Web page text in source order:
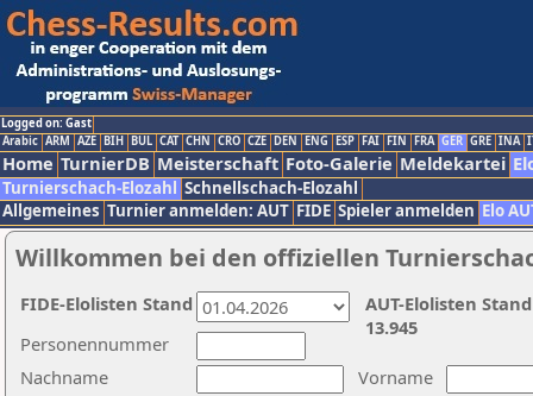
Logged on: Gast
Arabic ARM AZE BIH BUL CAT CHN CRO CZE DEN ENG ESP FAI FIN FRA GER GRE INA
Home TurnierDB Meisterschaft Foto-Galerie Meldekartei
Turnierschach-Elozahl Schnellschach-Elozahl
Allgemeines Turnier anmelden: AUT FIDE Spieler anmelden Elo
Willkommen bei den offiziellen
Nachname
Vorname
Personennummer
AUT-Elolisten
13.945
FIDE-Elolisten Stand